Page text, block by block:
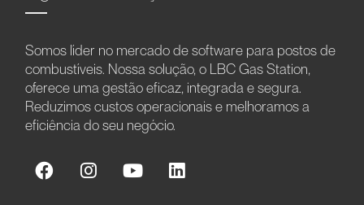
Somos líder no mercado de software para postos de
combustíveis. Nossa solução, o LBC Gas Station,
oferece uma gestão eficaz, integrada e segura.
Reduzimos custos operacionais e melhoramos a
eficiência do seu negócio.